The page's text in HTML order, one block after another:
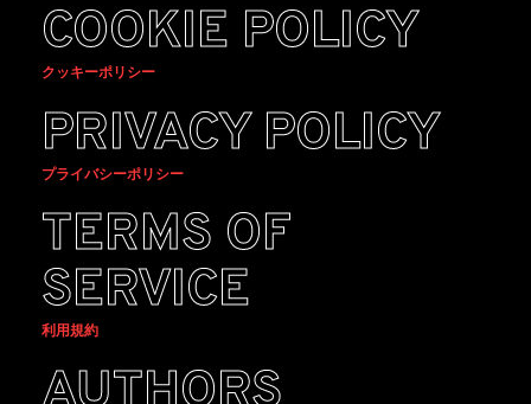
COOKIE POLICY
クッキーポリシー
PRIVACY POLICY
プライバシーポリシー
TERMS OF
SERVICE
利用規約